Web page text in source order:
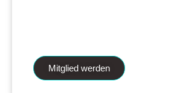
Mitglied werden